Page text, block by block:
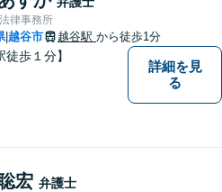
さい。
律事務所
|越谷市 越谷駅 から徒歩1分
徒歩１分】
詳細を見
る
宏 弁護士